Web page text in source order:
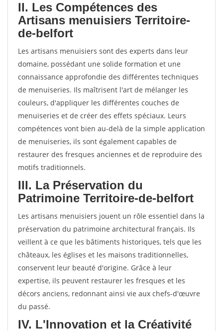
II. Les Compétences des
Artisans menuisiers Territoire-
de-belfort
Les artisans menuisiers sont des experts dans leur
domaine, possédant une solide formation et une
connaissance approfondie des différentes techniques
de menuiseries. Ils maîtrisent l'art de mélanger les
couleurs, d'appliquer les différentes couches de
menuiseries et de créer des effets spéciaux. Leurs
compétences vont bien au-delà de la simple application
de menuiseries, ils sont également capables de
restaurer des fresques anciennes et de reproduire des
motifs traditionnels.
III. La Préservation du
Patrimoine Territoire-de-belfort
Les artisans menuisiers jouent un rôle essentiel dans la
préservation du patrimoine architectural français. Ils
veillent à ce que les bâtiments historiques, tels que les
châteaux, les églises et les maisons traditionnelles,
conservent leur beauté d'origine. Grâce à leur
expertise, ils peuvent restaurer les fresques et les
décors anciens, redonnant ainsi vie aux chefs-d'œuvre
du passé.
IV. L'Innovation et la Créativité